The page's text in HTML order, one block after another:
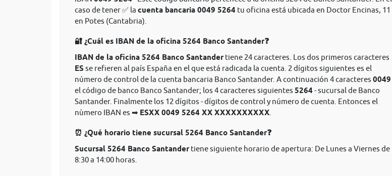
caso de tener ✅ la cuenta bancaria 0049 5264 tu oficina está ubicada en Doctor Encinas, 11
en Potes (Cantabria).
🔐 ¿Cuál es IBAN de la oficina 5264 Banco Santander❓
IBAN de la oficina 5264 Banco Santander tiene 24 caracteres. Los dos primeros caracteres
ES se refieren al país España en el que está radicada la cuenta. 2 dígitos siguientes es el
número de control de la cuenta bancaria Banco Santander. A continuación 4 caracteres 0049
el código de banco Banco Santander; los 4 caracteres siguientes 5264 - sucursal de Banco
Santander. Finalmente los 12 dígitos - dígitos de control y número de cuenta. Entonces el
nùmero IBAN es ➡ ESXX 0049 5264 XX XXXXXXXXXX
⏰ ¿Qué horario tiene sucursal 5264 Banco Santander❓
Sucursal 5264 Banco Santander tiene siguiente horario de apertura: De Lunes a Viernes de
8:30 a 14:00 horas.